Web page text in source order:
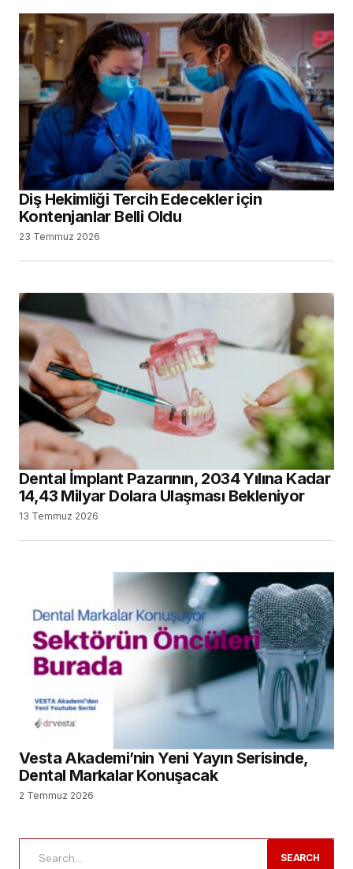
Diş Hekimliği Tercih Edecekler için
Kontenjanlar Belli Oldu
23 Temmuz 2026
Dental İmplant Pazarının, 2034 Yılına Kadar
14,43 Milyar Dolara Ulaşması Bekleniyor
13 Temmuz 2026
Vesta Akademi’nin Yeni Yayın Serisinde,
Dental Markalar Konuşacak
2 Temmuz 2026
SEARCH